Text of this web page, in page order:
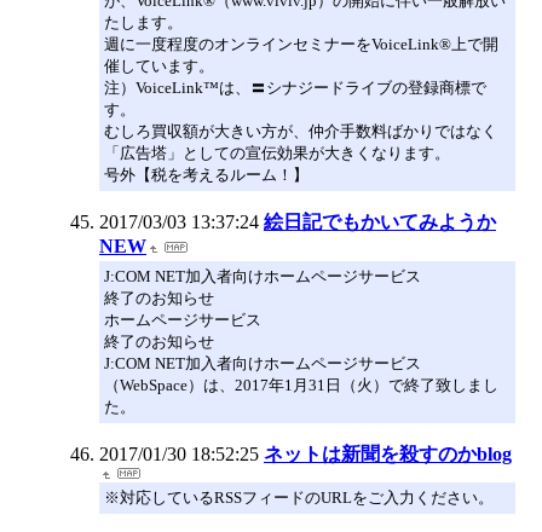
たします。
週に一度程度のオンラインセミナーをVoiceLink®上で開
催しています。
注）VoiceLink™は、〓シナジードライブの登録商標で
す。
むしろ買収額が大きい方が、仲介手数料ばかりではなく
「広告塔」としての宣伝効果が大きくなります。
号外【税を考えるルーム！】
2017/03/03 13:37:24 絵日記でもかいてみようか
NEW
J:COM NET加入者向けホームページサービス
終了のお知らせ
ホームページサービス
終了のお知らせ
J:COM NET加入者向けホームページサービス
（WebSpace）は、2017年1月31日（火）で終了致しまし
た。
2017/01/30 18:52:25 ネットは新聞を殺すのかblog
※対応しているRSSフィードのURLをご入力ください。